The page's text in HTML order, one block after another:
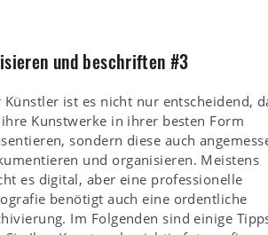
und beschriften #3
Künstler ist es nicht nur entscheidend,
ihre Kunstwerke in ihrer besten Form
sondern diese auch
und organisieren. Meistens
es digital, aber eine professionelle
benötigt auch eine ordentliche
Im Folgenden sind einige